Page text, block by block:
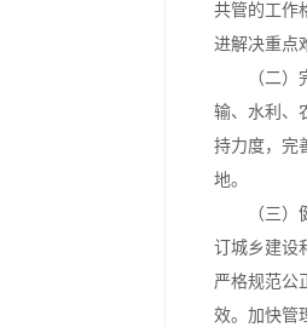
共管的工作
进解决重点
（二）完
输、水利、
持力度，完
地。
（三）健
订城乡建设
严格规范公
效。加快管